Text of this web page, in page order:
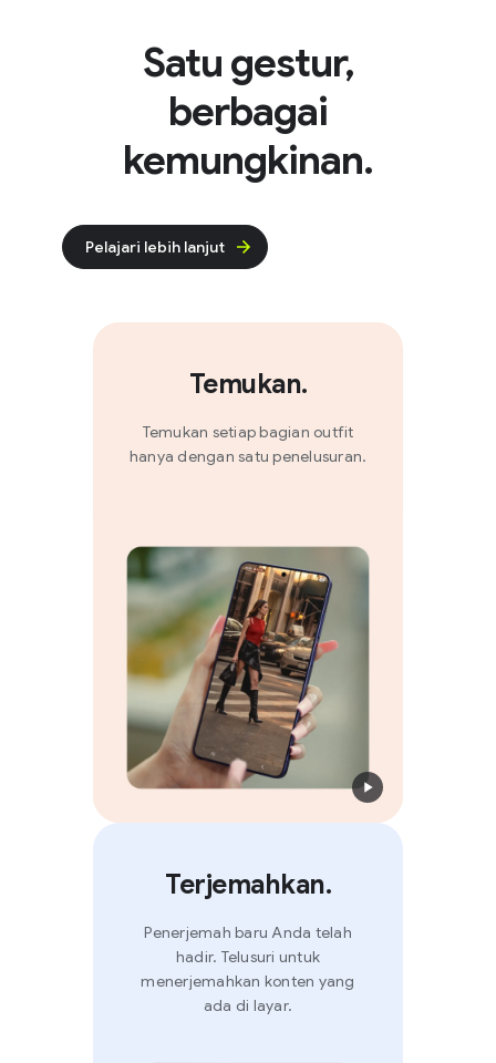
Satu gestur,
berbagai
kemungkinan.
Pelajari lebih lanjut
Temukan.
Temukan setiap bagian outfit
hanya dengan satu penelusuran.
Terjemahkan.
Penerjemah baru Anda telah
hadir. Telusuri untuk
menerjemahkan konten yang
ada di layar.